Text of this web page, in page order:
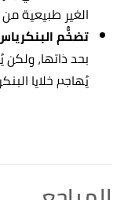
الغير طبيعية
تضخُّم
بحد ذاتها،
يُهاجم خلايا